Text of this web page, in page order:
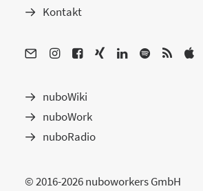
Kontakt
nuboWiki
nuboWork
nuboRadio
© 2016-2026 nuboworkers GmbH